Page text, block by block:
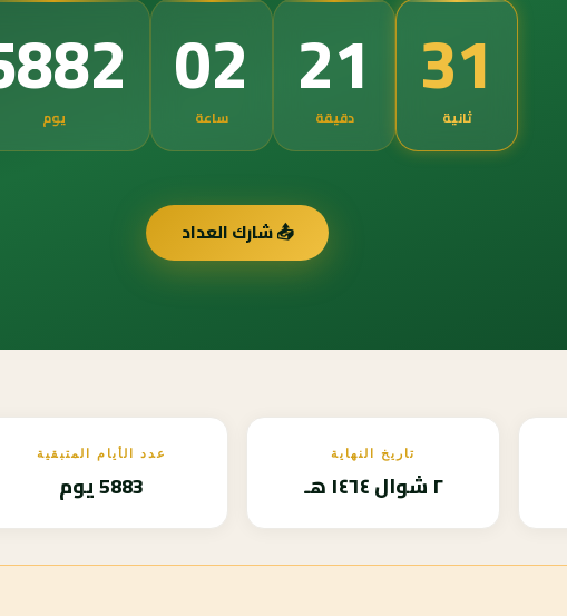
يوم 02
ساعة 21
دقيقة 30
ثانية
📤 شارك العداد
تاريخ النهاية
٢ شوال ١٤٦٤ هـ
عدد الأيام المتبقية
5883 يوم